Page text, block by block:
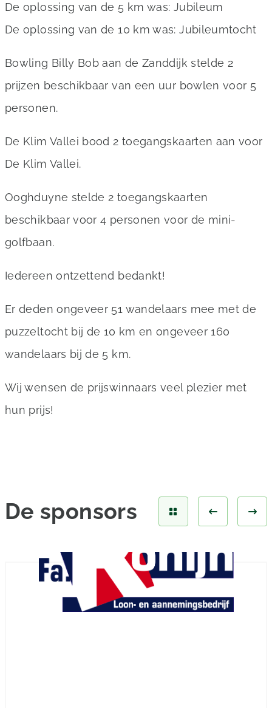
De oplossing van de 5 km was: Jubileum
De oplossing van de 10 km was: Jubileumtocht
Bowling Billy Bob aan de Zanddijk stelde 2
prijzen beschikbaar van een uur bowlen voor 5
personen.
De Klim Vallei bood 2 toegangskaarten aan voor
De Klim Vallei.
Ooghduyne stelde 2 toegangskaarten
beschikbaar voor 4 personen voor de mini-
golfbaan.
Iedereen ontzettend bedankt!
Er deden ongeveer 51 wandelaars mee met de
puzzeltocht bij de 10 km en ongeveer 160
wandelaars bij de 5 km.
Wij wensen de prijswinnaars veel plezier met
hun prijs!
De sponsors